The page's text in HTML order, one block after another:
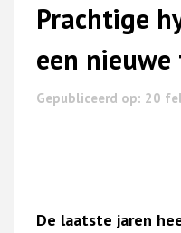
Prachtige
een
Gepubliceerd op: 20
De laatste jaren